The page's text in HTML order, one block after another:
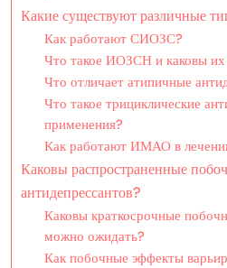
Какие существуют различные
Как работают СИОЗС?
Что такое ИОЗСН и каковы
Что отличает атипичные
Что такое трициклические
применения?
Как работают ИМАО в
Каковы распространенные
антидепрессантов?
Каковы краткосрочные
можно ожидать?
Как побочные эффекты